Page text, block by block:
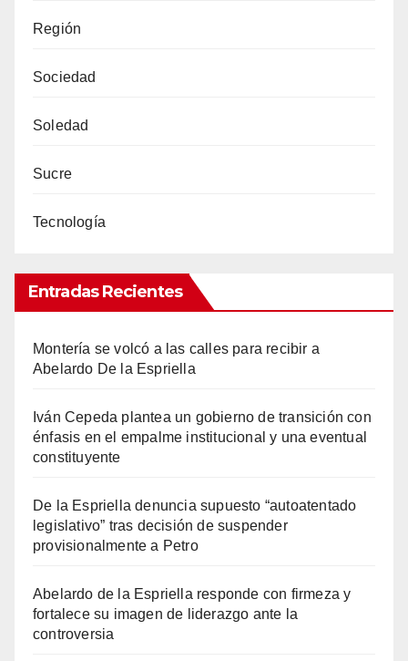
Región
Sociedad
Soledad
Sucre
Tecnología
Entradas Recientes
Montería se volcó a las calles para recibir a
Abelardo De la Espriella
Iván Cepeda plantea un gobierno de transición con
énfasis en el empalme institucional y una eventual
constituyente
De la Espriella denuncia supuesto “autoatentado
legislativo” tras decisión de suspender
provisionalmente a Petro
Abelardo de la Espriella responde con firmeza y
fortalece su imagen de liderazgo ante la
controversia